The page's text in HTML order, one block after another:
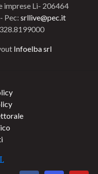
imprese Li- 206464
- Pec: srllive@pec.it
Infoelba srl